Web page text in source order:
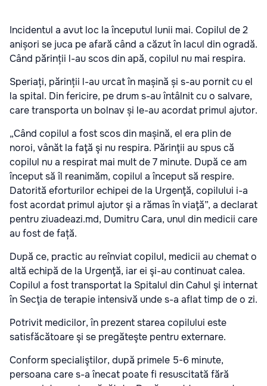
Incidentul a avut loc la începutul lunii mai. Copilul de 2
anișori se juca pe afară când a căzut în lacul din ogradă.
Când părinții l-au scos din apă, copilul nu mai respira.
Speriați, părinții l-au urcat în mașină și s-au pornit cu el
la spital. Din fericire, pe drum s-au întâlnit cu o salvare,
care transporta un bolnav și le-au acordat primul ajutor.
„Când copilul a fost scos din mașină, el era plin de
noroi, vânăt la faţă şi nu respira. Părinţii au spus că
copilul nu a respirat mai mult de 7 minute. După ce am
început să îl reanimăm, copilul a început să respire.
Datorită eforturilor echipei de la Urgenţă, copilului i-a
fost acordat primul ajutor şi a rămas în viaţă”, a declarat
pentru ziuadeazi.md, Dumitru Cara, unul din medicii care
au fost de față.
După ce, practic au reînviat copilul, medicii au chemat o
altă echipă de la Urgenţă, iar ei şi-au continuat calea.
Copilul a fost transportat la Spitalul din Cahul şi internat
în Secţia de terapie intensivă unde s-a aflat timp de o zi.
Potrivit medicilor, în prezent starea copilului este
satisfăcătoare şi se pregăteşte pentru externare.
Conform specialiştilor, după primele 5-6 minute,
persoana care s-a înecat poate fi resuscitată fără